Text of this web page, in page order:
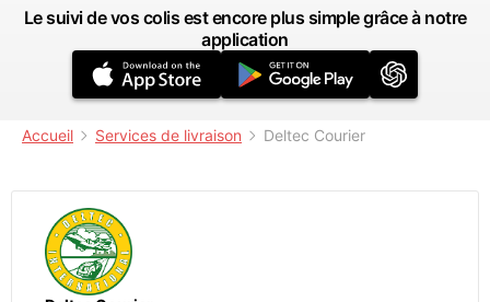
Le suivi de vos colis est encore plus simple grâce à notre
application
Accueil Services de livraison Deltec Courier